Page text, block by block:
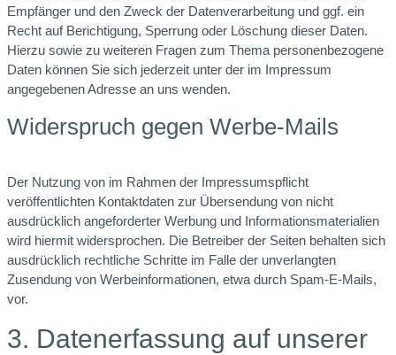
Empfänger und den Zweck der Datenverarbeitung und ggf. ein
Recht auf Berichtigung, Sperrung oder Löschung dieser Daten.
Hierzu sowie zu weiteren Fragen zum Thema personenbezogene
Daten können Sie sich jederzeit unter der im Impressum
angegebenen Adresse an uns wenden.
Widerspruch gegen Werbe-Mails
Der Nutzung von im Rahmen der Impressumspflicht
veröffentlichten Kontaktdaten zur Übersendung von nicht
ausdrücklich angeforderter Werbung und Informationsmaterialien
wird hiermit widersprochen. Die Betreiber der Seiten behalten sich
ausdrücklich rechtliche Schritte im Falle der unverlangten
Zusendung von Werbeinformationen, etwa durch Spam-E-Mails,
vor.
3. Datenerfassung auf unserer